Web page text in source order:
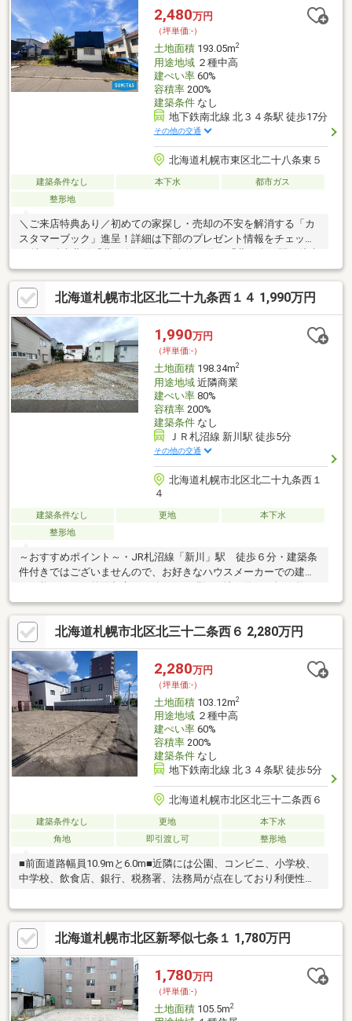
近く、子育て世代のご家族にもおススメです！■分譲用地やアパ
ート用地などとしても利用可能です。
2,480万円
（坪単価:-）
土地面積193.05m2
用途地域２種中高
建ぺい率60%
容積率200%
建築条件なし
地下鉄南北線 北３４条駅 徒歩17分
その他の交通
北海道札幌市東区北二十八条東５
建築条件なし 本下水
都市ガス
整形地
＼ご来店特典あり／初めての家探し・売却の不安を解消する「カ
スタマーブック」進呈！詳細は下部のプレゼント情報をチェック
♪■地下鉄南北線「北34条」駅へ徒歩約17分、「北24条」駅へ徒歩
約20分でアクセス可能。大通りから少し離れた、落ち着いた暮ら
し。■ゆとりある約58坪。間口約13.27mのきれいな四角い地形の
ため、駐車スペースやお庭の配置など、理想のプランを無駄なく
描けます。また、家計に嬉しい「都市ガス」も引き込み可能。■
小学校 徒歩9分、中学校 徒歩10分と通学も安心。「大学村の
森」まで徒歩2分と、お子様がのびのび遊べる環境。スーパーも身
近に揃う、子育て世帯に優しい住環境！
北海道札幌市北区北二十九条西１４ 1,990万円
1,990万円
（坪単価:-）
土地面積198.34m2
用途地域近隣商業
建ぺい率80%
容積率200%
建築条件なし
ＪＲ札沼線 新川駅 徒歩5分
その他の交通
北海道札幌市北区北二十九条西１
４
建築条件なし 更地
本下水
整形地
～おすすめポイント～・JR札沼線「新川」駅 徒歩６分・建築条
件付きではございませんので、お好きなハウスメーカーでの建築
が可能です！・前面都市ガス管あり・現況更地・約６０坪の整形
地につき様々なプランに対応可能！皆様よりのお問い合わせお待
ちしております。
北海道札幌市北区北三十二条西６ 2,280万円
2,280万円
（坪単価:-）
土地面積103.12m2
用途地域２種中高
建ぺい率60%
容積率200%
建築条件なし
地下鉄南北線 北３４条駅 徒歩5分
北海道札幌市北区北三十二条西６
建築条件なし 更地
本下水
角地
即引渡し可 整形地
■前面道路幅員10.9mと6.0m■近隣には公園、コンビニ、小学校、
中学校、飲食店、銀行、税務署、法務局が点在しており利便性良
北海道札幌市北区新琴似七条１ 1,780万円
1,780万円
（坪単価:-）
土地面積105.5m2